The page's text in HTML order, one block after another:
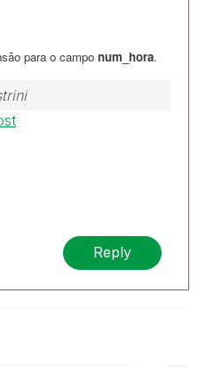
para o campo num_hora.
Reply